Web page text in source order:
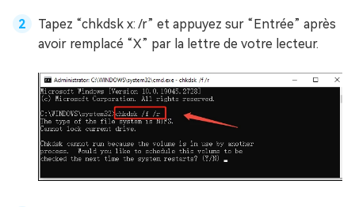
Tapez “chkdsk x: /r” et appuyez sur “Entrée” après
avoir remplacé “X” par la lettre de votre lecteur.